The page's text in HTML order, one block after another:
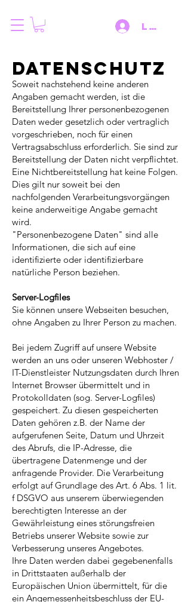
Log IN
DATENSCHUTZ
Soweit nachstehend keine anderen
Angaben gemacht werden, ist die
Bereitstellung Ihrer personenbezogenen
Daten weder gesetzlich oder vertraglich
vorgeschrieben, noch für einen
Vertragsabschluss erforderlich. Sie sind zur
Bereitstellung der Daten nicht verpflichtet.
Eine Nichtbereitstellung hat keine Folgen.
Dies gilt nur soweit bei den
nachfolgenden Verarbeitungsvorgängen
keine anderweitige Angabe gemacht
wird.
"Personenbezogene Daten" sind alle
Informationen, die sich auf eine
identifizierte oder identifizierbare
natürliche Person beziehen.
Server-Logfiles
Sie können unsere Webseiten besuchen,
ohne Angaben zu Ihrer Person zu machen.
Bei jedem Zugriff auf unsere Website
werden an uns oder unseren Webhoster /
IT-Dienstleister Nutzungsdaten durch Ihren
Internet Browser übermittelt und in
Protokolldaten (sog. Server-Logfiles)
gespeichert. Zu diesen gespeicherten
Daten gehören z.B. der Name der
aufgerufenen Seite, Datum und Uhrzeit
des Abrufs, die IP-Adresse, die
übertragene Datenmenge und der
anfragende Provider. Die Verarbeitung
erfolgt auf Grundlage des Art. 6 Abs. 1 lit.
f DSGVO aus unserem überwiegenden
berechtigten Interesse an der
Gewährleistung eines störungsfreien
Betriebs unserer Website sowie zur
Verbesserung unseres Angebotes.
Ihre Daten werden dabei gegebenenfalls
in Drittstaaten außerhalb der
Europäischen Union übermittelt, für die
ein Angemessenheitsbeschluss der EU-